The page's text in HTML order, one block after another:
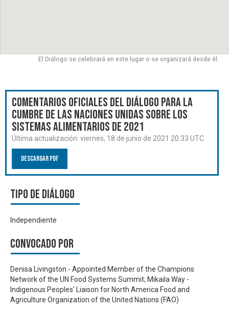
El Diálogo se celebrará en este lugar o se organizará desde él.
Comentarios oficiales del Diálogo para la
Cumbre de las Naciones Unidas sobre los
Sistemas Alimentarios de 2021
Última actualización: viernes, 18 de junio de 2021 20:33 UTC
Descargar PDF
Tipo de diálogo
Independiente
Convocado por
Denisa Livingston - Appointed Member of the Champions
Network of the UN Food Systems Summit; Mikaila Way -
Indigenous Peoples' Liaison for North America Food and
Agriculture Organization of the United Nations (FAO)